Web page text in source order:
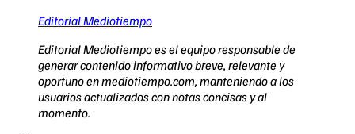
Editorial Mediotiempo
Editorial Mediotiempo es el equipo responsable de
generar contenido informativo breve, relevante y
oportuno en mediotiempo.com, manteniendo a los
usuarios actualizados con notas concisas y al
momento.